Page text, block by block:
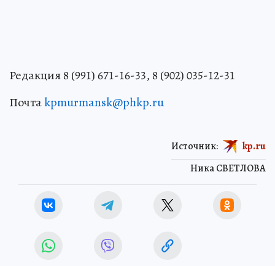
Редакция 8 (991) 671-16-33, 8 (902) 035-12-31
Почтаkpmurmansk@phkp.ru
Ника СВЕТЛОВА
Источник: kp.ru